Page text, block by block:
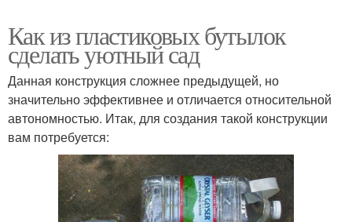
Как из пластиковых бутылок
сделать уютный сад
Данная конструкция сложнее предыдущей, но
значительно эффективнее и отличается относительной
автономностью. Итак, для создания такой конструкции
вам потребуется: